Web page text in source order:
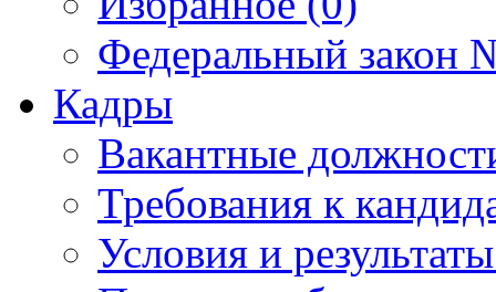
Федеральный закон
Кадры
Вакантные
Требования к
Условия и